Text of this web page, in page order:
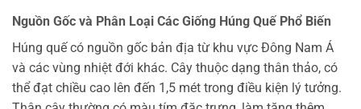
Nguồn Gốc và Phân Loại Các Giống Húng Quế Phổ Biến
Húng quế có nguồn gốc bản địa từ khu vực Đông Nam Á
và các vùng nhiệt đới khác. Cây thuộc dạng thân thảo, có
thể đạt chiều cao lên đến 1,5 mét trong điều kiện lý tưởng.